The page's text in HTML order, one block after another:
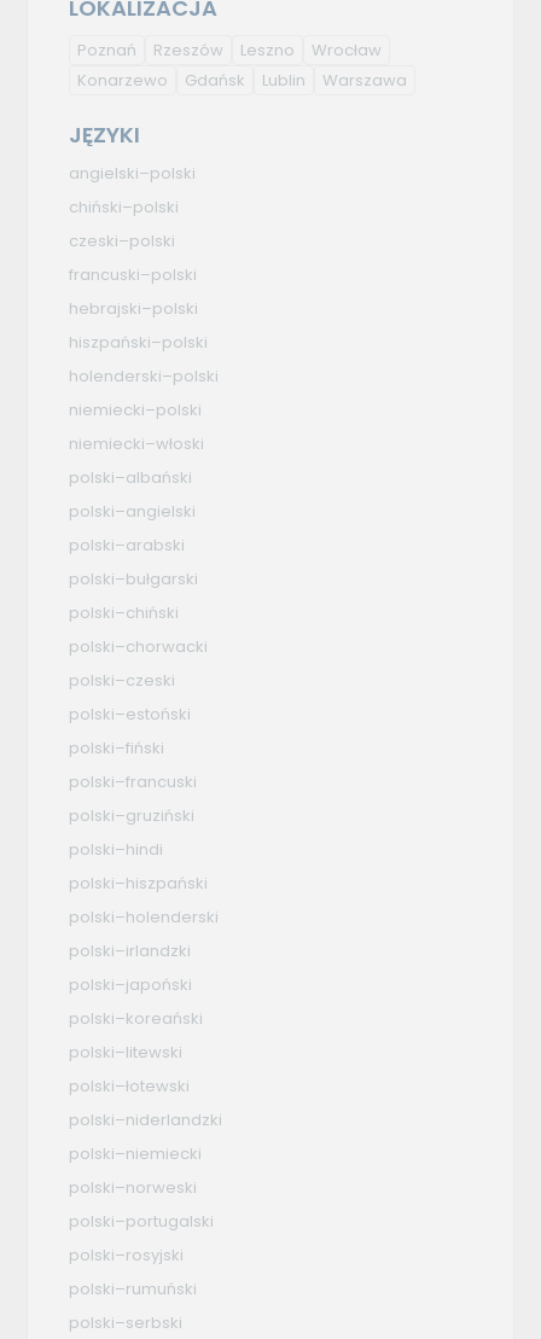
LOKALIZACJA
Poznań Rzeszów Leszno
Wrocław
Konarzewo
Gdańsk Lublin Warszawa
JĘZYKI
angielski–polski
chiński–polski
czeski–polski
francuski–polski
hebrajski–polski
hiszpański–polski
holenderski–polski
niemiecki–polski
niemiecki–włoski
polski–albański
polski–angielski
polski–arabski
polski–bułgarski
polski–chiński
polski–chorwacki
polski–czeski
polski–estoński
polski–fiński
polski–francuski
polski–gruziński
polski–hindi
polski–hiszpański
polski–holenderski
polski–irlandzki
polski–japoński
polski–koreański
polski–litewski
polski–łotewski
polski–niderlandzki
polski–niemiecki
polski–norweski
polski–portugalski
polski–rosyjski
polski–rumuński
polski–serbski